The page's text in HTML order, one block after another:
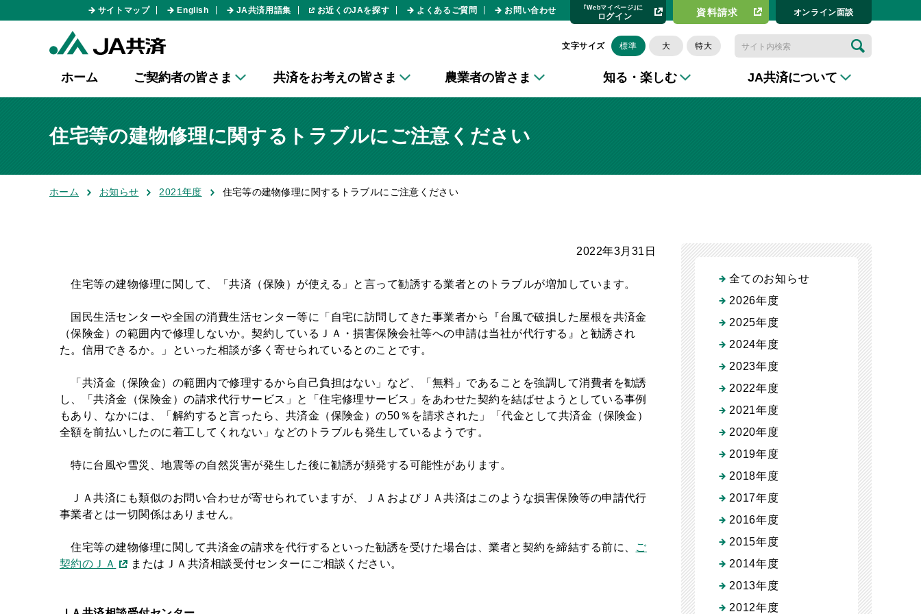
サイトマップ English JA共済用語集 お近くのJAを探す よくあるご質問 お問い合わせ ｢Webマイページ｣に
ログイン 資料請求​ オンライン⾯談
文字サイズ 標準 大 特大
ホーム ご契約者の皆さま 共済をお考えの皆さま 農業者の皆さま 知る・楽しむ JA共済について
住宅等の建物修理に関するトラブルにご注意ください
ホーム お知らせ 2021年度 住宅等の建物修理に関するトラブルにご注意ください
2022年3月31日
住宅等の建物修理に関して、「共済（保険）が使える」と言って勧誘する業者とのトラブルが増加しています。
国民生活センターや全国の消費生活センター等に「自宅に訪問してきた事業者から『台風で破損した屋根を共済金
（保険金）の範囲内で修理しないか。契約しているＪＡ・損害保険会社等への申請は当社が代行する』と勧誘され
た。信用できるか。」といった相談が多く寄せられているとのことです。
「共済金（保険金）の範囲内で修理するから自己負担はない」など、「無料」であることを強調して消費者を勧誘
し、「共済金（保険金）の請求代行サービス」と「住宅修理サービス」をあわせた契約を結ばせようとしている事例
もあり、なかには、「解約すると言ったら、共済金（保険金）の50％を請求された」「代金として共済金（保険金）
全額を前払いしたのに着工してくれない」などのトラブルも発生しているようです。
特に台風や雪災、地震等の自然災害が発生した後に勧誘が頻発する可能性があります。
ＪＡ共済にも類似のお問い合わせが寄せられていますが、ＪＡおよびＪＡ共済はこのような損害保険等の申請代行
事業者とは一切関係はありません。
住宅等の建物修理に関して共済金の請求を代行するといった勧誘を受けた場合は、業者と契約を締結する前に、 ご
契約のＪＡ
またはＪＡ共済相談受付センターにご相談ください。
全てのお知らせ
2026年度
2025年度
2024年度
2023年度
2022年度
2021年度
2020年度
2019年度
2018年度
2017年度
2016年度
2015年度
2014年度
2013年度
2012年度